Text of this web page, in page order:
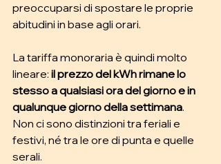
preoccuparsi di spostare le proprie
abitudini in base agli orari.
La tariffa monoraria è quindi molto
lineare: il prezzo del kWh rimane lo
stesso a qualsiasi ora del giorno e in
qualunque giorno della settimana.
Non ci sono distinzioni tra feriali e
festivi, né tra le ore di punta e quelle
serali.